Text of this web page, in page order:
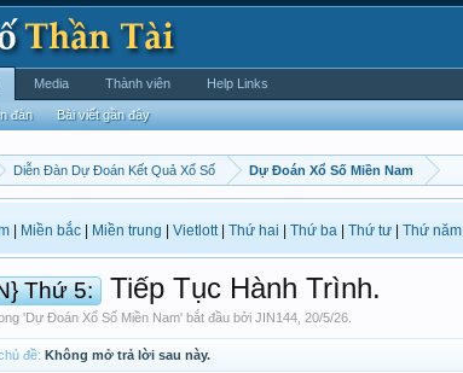
Diễn Đàn Dự Đoán Kết Quả Xổ Số Dự Đoán Xổ Số Miền Nam
Miền bắc Miền trung Vietlott| Thứ hai Thứ ba Thứ tư Thứ năm
Thứ 5: Tiếp Tục Hành Trình.
'Dự Đoán Xổ Số Miền Nam' bắt đầu bởi JIN144 20/5/26
đề: Không mở trả lời sau này.
đàn Bài viết gần đây
Media Thành viên Help Links